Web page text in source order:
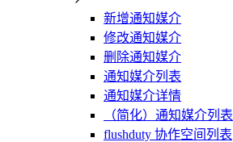
新增通知媒介
修改通知媒介
删除通知媒介
通知媒介列表
通知媒介详情
（简化）通知媒介列表
flushduty 协作空间列表